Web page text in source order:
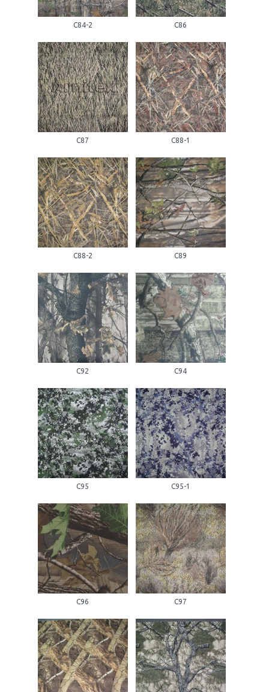
С84-2 С86
С87 С88-1
С88-2 С89
С92 С94
С95 С95-1
С96 С97